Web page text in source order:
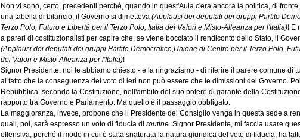
Non vi sono, certo, precedenti perché, quando in quest'Aula c'era ancora la politica, di
una tabella di bilancio, il Governo si dimetteva (Applausi dei deputati dei gruppi Partito
Terzo Polo, Futuro e Libertà per il Terzo Polo, Italia dei Valori e Misto-Alleanza per l'Italia)! E
a pareri di costituzionalisti per capire che, se viene bocciato il rendiconto dello Stato, il
(Applausi dei deputati dei gruppi Partito Democratico,Unione di Centro per il Terzo Polo,
dei Valori e Misto-Alleanza per l'Italia)!
Signor Presidente, noi le abbiamo chiesto - e la ringraziamo - di riferire il parere comune di
al fatto che la conseguenza del voto di ieri non può essere che le dimissioni del Governo.
Repubblica, secondo la Costituzione, nell'ambito del suo potere di garante della
rapporto tra Governo e Parlamento. Ma quello è il passaggio obbligato.
La maggioranza, invece, propone che il Presidente del Consiglio venga in questa sede a
quali, poi, sarà espresso un voto di fiducia di routine. Signor Presidente, mi faccia usare
offensiva, perché il modo in cui è stata snaturata la natura giuridica del voto di fiducia, ha